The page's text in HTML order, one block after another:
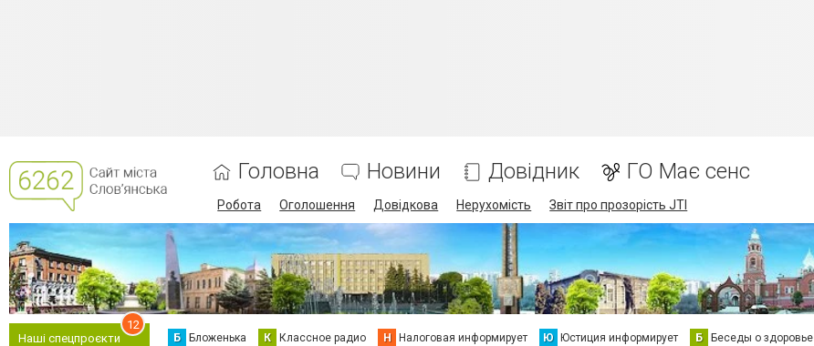
Головна Новини Довідник ГО Має сенс
Робота Оголошення Довідкова Нерухомість Звіт про прозорість JTI
Наші спецпроєкти
12
Б Бложенька К Классное радио Н Налоговая информирует Ю Юстиция информирует Б Беседы о здоровье